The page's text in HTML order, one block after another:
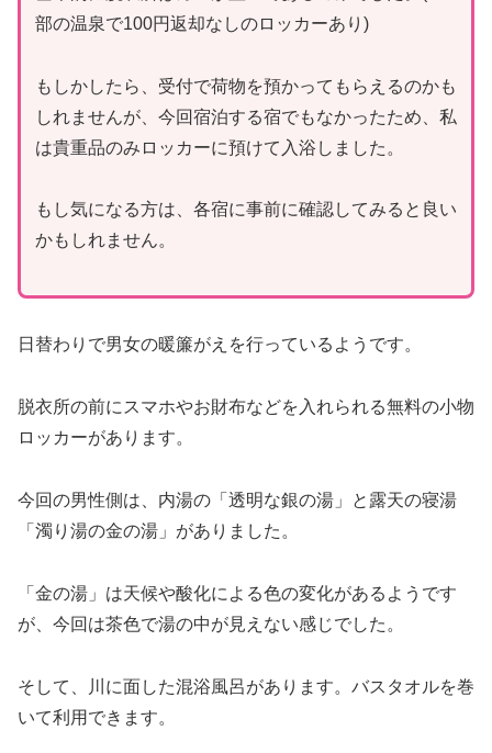
部の温泉で100円返却なしのロッカーあり)
もしかしたら、受付で荷物を預かってもらえるのかも
しれませんが、今回宿泊する宿でもなかったため、私
は貴重品のみロッカーに預けて入浴しました。
もし気になる方は、各宿に事前に確認してみると良い
かもしれません。
日替わりで男女の暖簾がえを行っているようです。
脱衣所の前にスマホやお財布などを入れられる無料の小物
ロッカーがあります。
今回の男性側は、内湯の「透明な銀の湯」と露天の寝湯
「濁り湯の金の湯」がありました。
「金の湯」は天候や酸化による色の変化があるようです
が、今回は茶色で湯の中が見えない感じでした。
そして、川に面した混浴風呂があります。バスタオルを巻
いて利用できます。